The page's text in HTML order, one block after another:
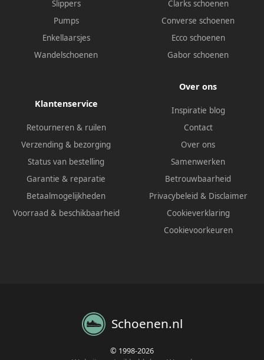
Slippers
Pumps
Enkellaarsjes
Wandelschoenen
Clarks schoenen
Converse schoenen
Ecco schoenen
Gabor schoenen
Klantenservice
Retourneren & ruilen
Verzending & bezorging
Status van bestelling
Garantie & reparatie
Betaalmogelijkheden
Voorraad & beschikbaarheid
Over ons
Inspiratie blog
Contact
Over ons
Samenwerken
Betrouwbaarheid
Privacybeleid & Disclaimer
Cookieverklaring
Cookievoorkeuren
Schoenen.nl
© 1998-2026